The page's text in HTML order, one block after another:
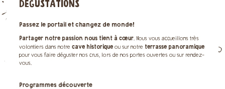
DÉGUSTATIONS
Passez le portail et changez de monde!
Partager notre passion nous tient à cœur. Nous vous accueillons très
volontiers dans notrecave historique ou sur notre terrasse panoramique
pour vous faire déguster nos crus, lors de nos portes ouvertes ou sur rendez-
vous.
Programmes découverte